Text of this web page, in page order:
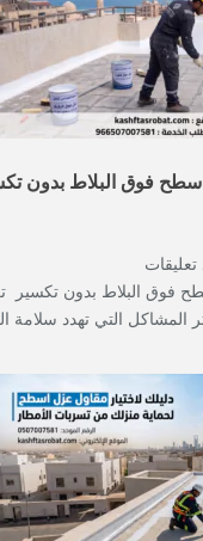
فوق البلاط بدون
تعليقات
البلاط بدون تكسير
المشاكل التي تهدد سلامة